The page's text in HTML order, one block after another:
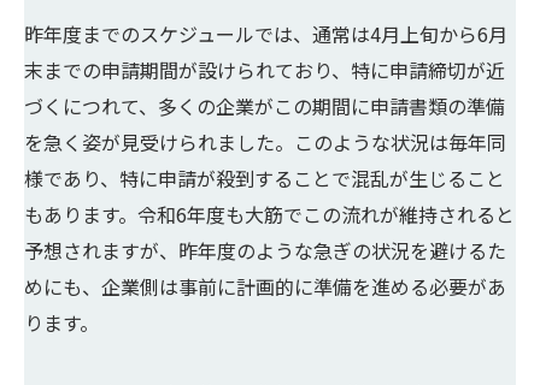
昨年度までのスケジュールでは、通常は4月上旬から6月
末までの申請期間が設けられており、特に申請締切が近
づくにつれて、多くの企業がこの期間に申請書類の準備
を急く姿が見受けられました。このような状況は毎年同
様であり、特に申請が殺到することで混乱が生じること
もあります。令和6年度も大筋でこの流れが維持されると
予想されますが、昨年度のような急ぎの状況を避けるた
めにも、企業側は事前に計画的に準備を進める必要があ
ります。